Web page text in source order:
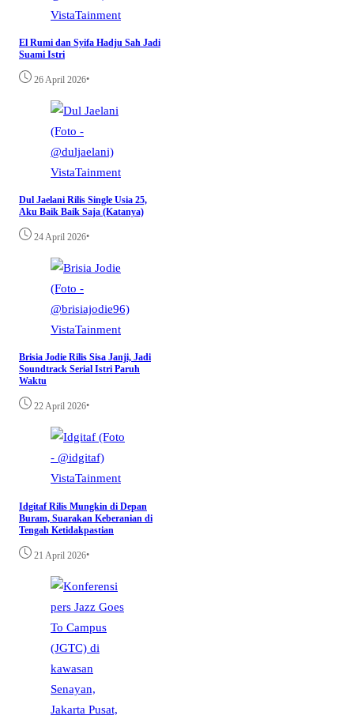
VistaTainment
El Rumi dan Syifa Hadju Sah Jadi
Suami Istri
26 April 2026•
VistaTainment
Dul Jaelani Rilis Single Usia 25,
Aku Baik Baik Saja (Katanya)
24 April 2026•
VistaTainment
Brisia Jodie Rilis Sisa Janji, Jadi
Soundtrack Serial Istri Paruh
Waktu
22 April 2026•
VistaTainment
Idgitaf Rilis Mungkin di Depan
Buram, Suarakan Keberanian di
Tengah Ketidakpastian
21 April 2026•